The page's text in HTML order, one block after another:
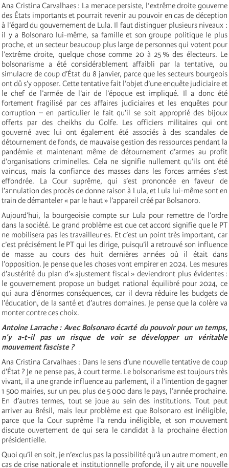
Ana Cristina Carvalhaes : La menace persiste, l‘extrême droite gouverne
des États importants et pourrait revenir au pouvoir en cas de déception
à l’égard du gouvernement de Lula. Il faut distinguer plusieurs niveaux :
il y a Bolsonaro lui-même, sa famille et son groupe politique le plus
proche, et un secteur beaucoup plus large de personnes qui votent pour
l’extrême droite, quelque chose comme 20 à 25 % des électeurs. Le
bolsonarisme a été considérablement affaibli par la tentative, ou
simulacre de coup d’État du 8 janvier, parce que les secteurs bourgeois
ont dû s’y opposer. Cette tentative fait l’objet d’une enquête judiciaire et
le chef de l’armée de l’air de l’époque est impliqué. Il a donc été
fortement fragilisé par ces affaires judiciaires et les enquêtes pour
corruption – en particulier le fait qu’il se soit approprié des bijoux
offerts par des cheikhs du Golfe. Les officiers militaires qui ont
gouverné avec lui ont également été associés à des scandales de
détournement de fonds, de mauvaise gestion des ressources pendant la
pandémie et maintenant même de détournement d’armes au profit
d’organisations criminelles. Cela ne signifie nullement qu’ils ont été
vaincus, mais la confiance des masses dans les forces armées s’est
effondrée. La Cour suprême, qui s’est prononcée en faveur de
l’annulation des procès de donne raison à Lula, et Lula lui-même sont en
train de démanteler « par le haut » l’appareil créé par Bolsanoro.
Aujourd’hui, la bourgeoisie compte sur Lula pour remettre de l’ordre
dans la société. Le grand problème est que cet accord signifie que le PT
ne mobilisera pas les travailleur·es. Et c’est un point très important, car
c’est précisément le PT qui les dirige, puisqu’il a retrouvé son influence
de masse au cours des huit dernières années où il était dans
l’opposition. Je pense que les choses vont empirer en 2024. Les mesures
d’austérité du plan d’« ajustement fiscal » deviendront plus évidentes :
le gouvernement propose un budget national équilibré pour 2024, ce
qui aura d’énormes conséquences, car il devra réduire les budgets de
l’éducation, de la santé et d’autres domaines. Je pense que la colère va
monter contre ces choix.
Antoine Larrache : Avec Bolsonaro écarté du pouvoir pour un temps,
n’y a-t-il pas un risque de voir se développer un véritable
mouvement fasciste ?
Ana Cristina Carvalhaes : Dans le sens d’une nouvelle tentative de coup
d’État ? Je ne pense pas, à court terme. Le bolsonarisme est toujours très
vivant, il a une grande influence au parlement, il a l’intention de gagner
1 500 mairies, sur un peu plus de 5 000 dans le pays, l’année prochaine.
En d’autres termes, tout se joue au sein des institutions. Tout peut
arriver au Brésil, mais leur problème est que Bolsonaro est inéligible,
parce que la Cour suprême l’a rendu inéligible, et son mouvement
discute ouvertement de qui sera le candidat à la prochaine élection
présidentielle.
Quoi qu’il en soit, je n’exclus pas la possibilité qu’à un autre moment, en
cas de crise nationale et institutionnelle profonde, il y ait une nouvelle